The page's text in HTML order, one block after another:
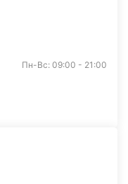
Пн-Вс: 09:00 - 21:00